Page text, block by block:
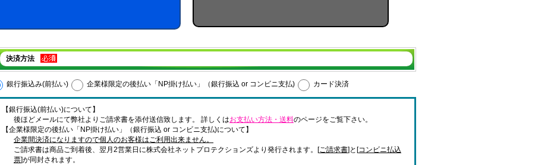
決済方法
銀行振込み(前払い) 企業様限定の後払い「NP掛け払い」（銀行振込 or コンビニ支払) カード決済
【銀行振込(前払い)について】
後ほどメールにて弊社よりご請求書を添付送信致します。 詳しくはお支払い方法・送料のページをご覧下さい。
【企業様限定の後払い「NP掛け払い」（銀行振込 or コンビニ支払)について】
企業間決済になりますので個人のお客様はご利用出来ません。
ご請求書は商品ご到着後、翌月2営業日に株式会社ネットプロテクションズより発行されます。[ご請求書]と[コンビニ払込
票]が同封されます。